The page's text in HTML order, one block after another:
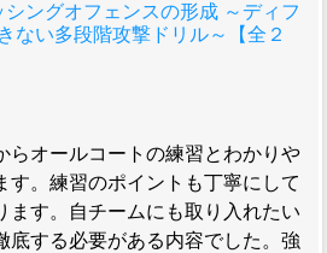
シングオフェンスの形成 ～ディフ
ない多段階攻撃ドリル～【全２
らオールコートの練習とわかりや
す。練習のポイントも丁寧にして
ます。自チームにも取り入れたい
底する必要がある内容でした。強